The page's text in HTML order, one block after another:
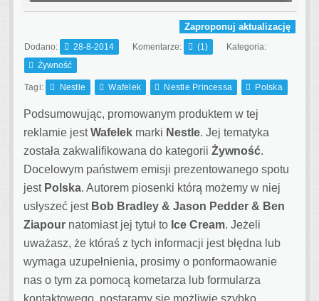
Zaproponuj aktualizację
Dodano: 28-8-2014 Komentarze: (1)
Kategoria:
Żywność
Tagi: Nestle Wafelek Nestle Princessa Polska
Podsumowując, promowanym produktem w tej
reklamie jestWafelek marki Nestle. Jej tematyka
została zakwalifikowana do kategorii Żywność.
Docelowym państwem emisji prezentowanego spotu
jest Polska. Autorem piosenki którą możemy w niej
usłyszeć jest Bob Bradley & Jason Pedder & Ben
Ziapour natomiast jej tytuł to Ice Cream. Jeżeli
uważasz, że któraś z tych informacji jest błędna lub
wymaga uzupełnienia, prosimy o ponformaowanie
nas o tym za pomocą kometarza lub formularza